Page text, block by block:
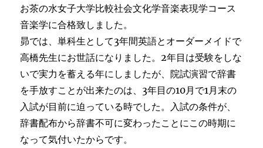
お茶の水女子大学比較社会文化学音楽表現学コース
音楽学に合格致しました。
昴では、単科生として3年間英語とオーダーメイドで
高橋先生にお世話になりました。2年目は受験をしな
いで実力を蓄える年にしましたが、院試演習で辞書
を手放すことが出来たのは、3年目の10月で1月末の
入試が目前に迫っている時でした。入試の条件が、
辞書配布から辞書不可に変わったことにこの時期に
なって気付いたからです。